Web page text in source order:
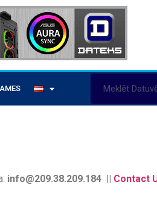
info@209.38.209.184 || Contact